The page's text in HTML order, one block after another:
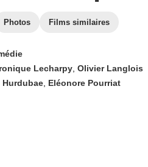
Photos Films similaires
Lecharpy Olivier Langlois
Hurdubae Eléonore Pourriat